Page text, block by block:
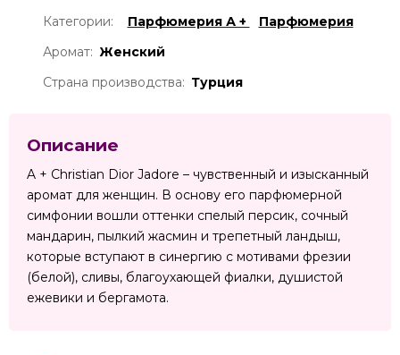
Категории:
Парфюмерия А +
Парфюмерия
Аромат: Женский
Страна производства: Турция
Описание
A + Christian Dior Jadore – чувственный и изысканный
аромат для женщин. В основу его парфюмерной
симфонии вошли оттенки спелый персик, сочный
мандарин, пылкий жасмин и трепетный ландыш,
которые вступают в синергию с мотивами фрезии
(белой), сливы, благоухающей фиалки, душистой
ежевики и бергамота.